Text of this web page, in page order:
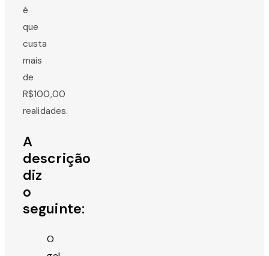
é
que
custa
mais
de
R$100,00
realidades.
A
descrição
diz
o
seguinte:
O